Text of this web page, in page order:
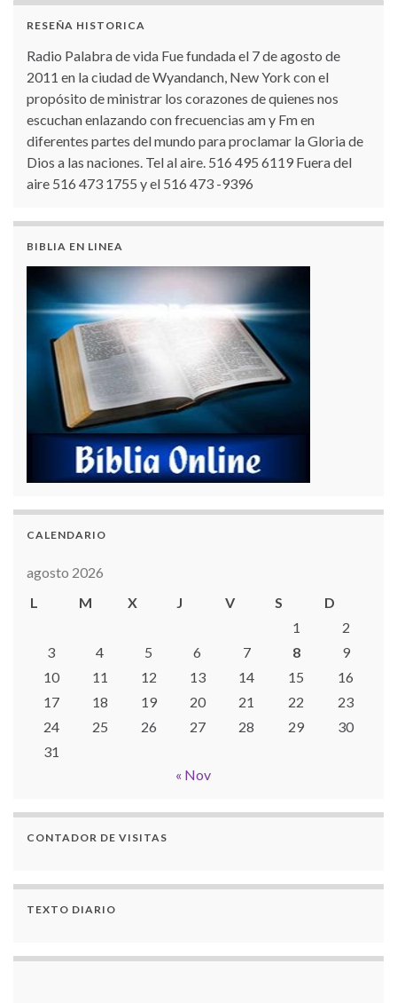
RESEÑA HISTORICA
Radio Palabra de vida Fue fundada el 7 de agosto de
2011 en la ciudad de Wyandanch, New York con el
propósito de ministrar los corazones de quienes nos
escuchan enlazando con frecuencias am y Fm en
diferentes partes del mundo para proclamar la Gloria de
Dios a las naciones. Tel al aire. 516 495 6119 Fuera del
aire 516 473 1755 y el 516 473 -9396
BIBLIA EN LINEA
CALENDARIO
agosto 2026
L
M X J V S
D
1
2
3
4 5 6 7 8
9
10
11 12 13 14 15
16
17
18 19 20 21 22
23
24
25 26 27 28 29
30
31
« Nov
CONTADOR DE VISITAS
TEXTO DIARIO